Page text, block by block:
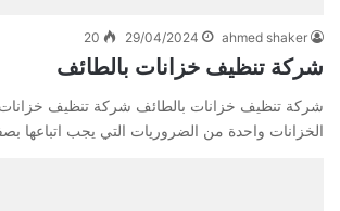
ahmed shaker
29/04/2024
20
شركة تنظيف خزانات بالطائف
شركة تنظيف خزانات بالطائف شركة تنظيف
الخزانات واحدة من الضروريات التي يجب اتباعها